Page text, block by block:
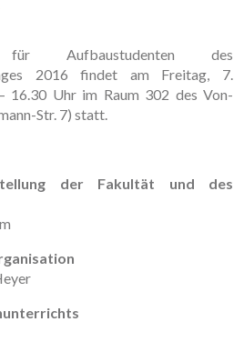
Aufbaustudenten des
2016 findet am Freitag, 7.
Uhr im Raum 302 des Von-
Str. 7) statt.
der Fakultät und des